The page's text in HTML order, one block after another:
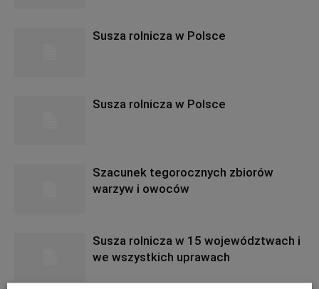
Susza rolnicza w Polsce
Susza rolnicza w Polsce
Szacunek tegorocznych zbiorów
warzyw i owoców
Susza rolnicza w 15 województwach i
we wszystkich uprawach